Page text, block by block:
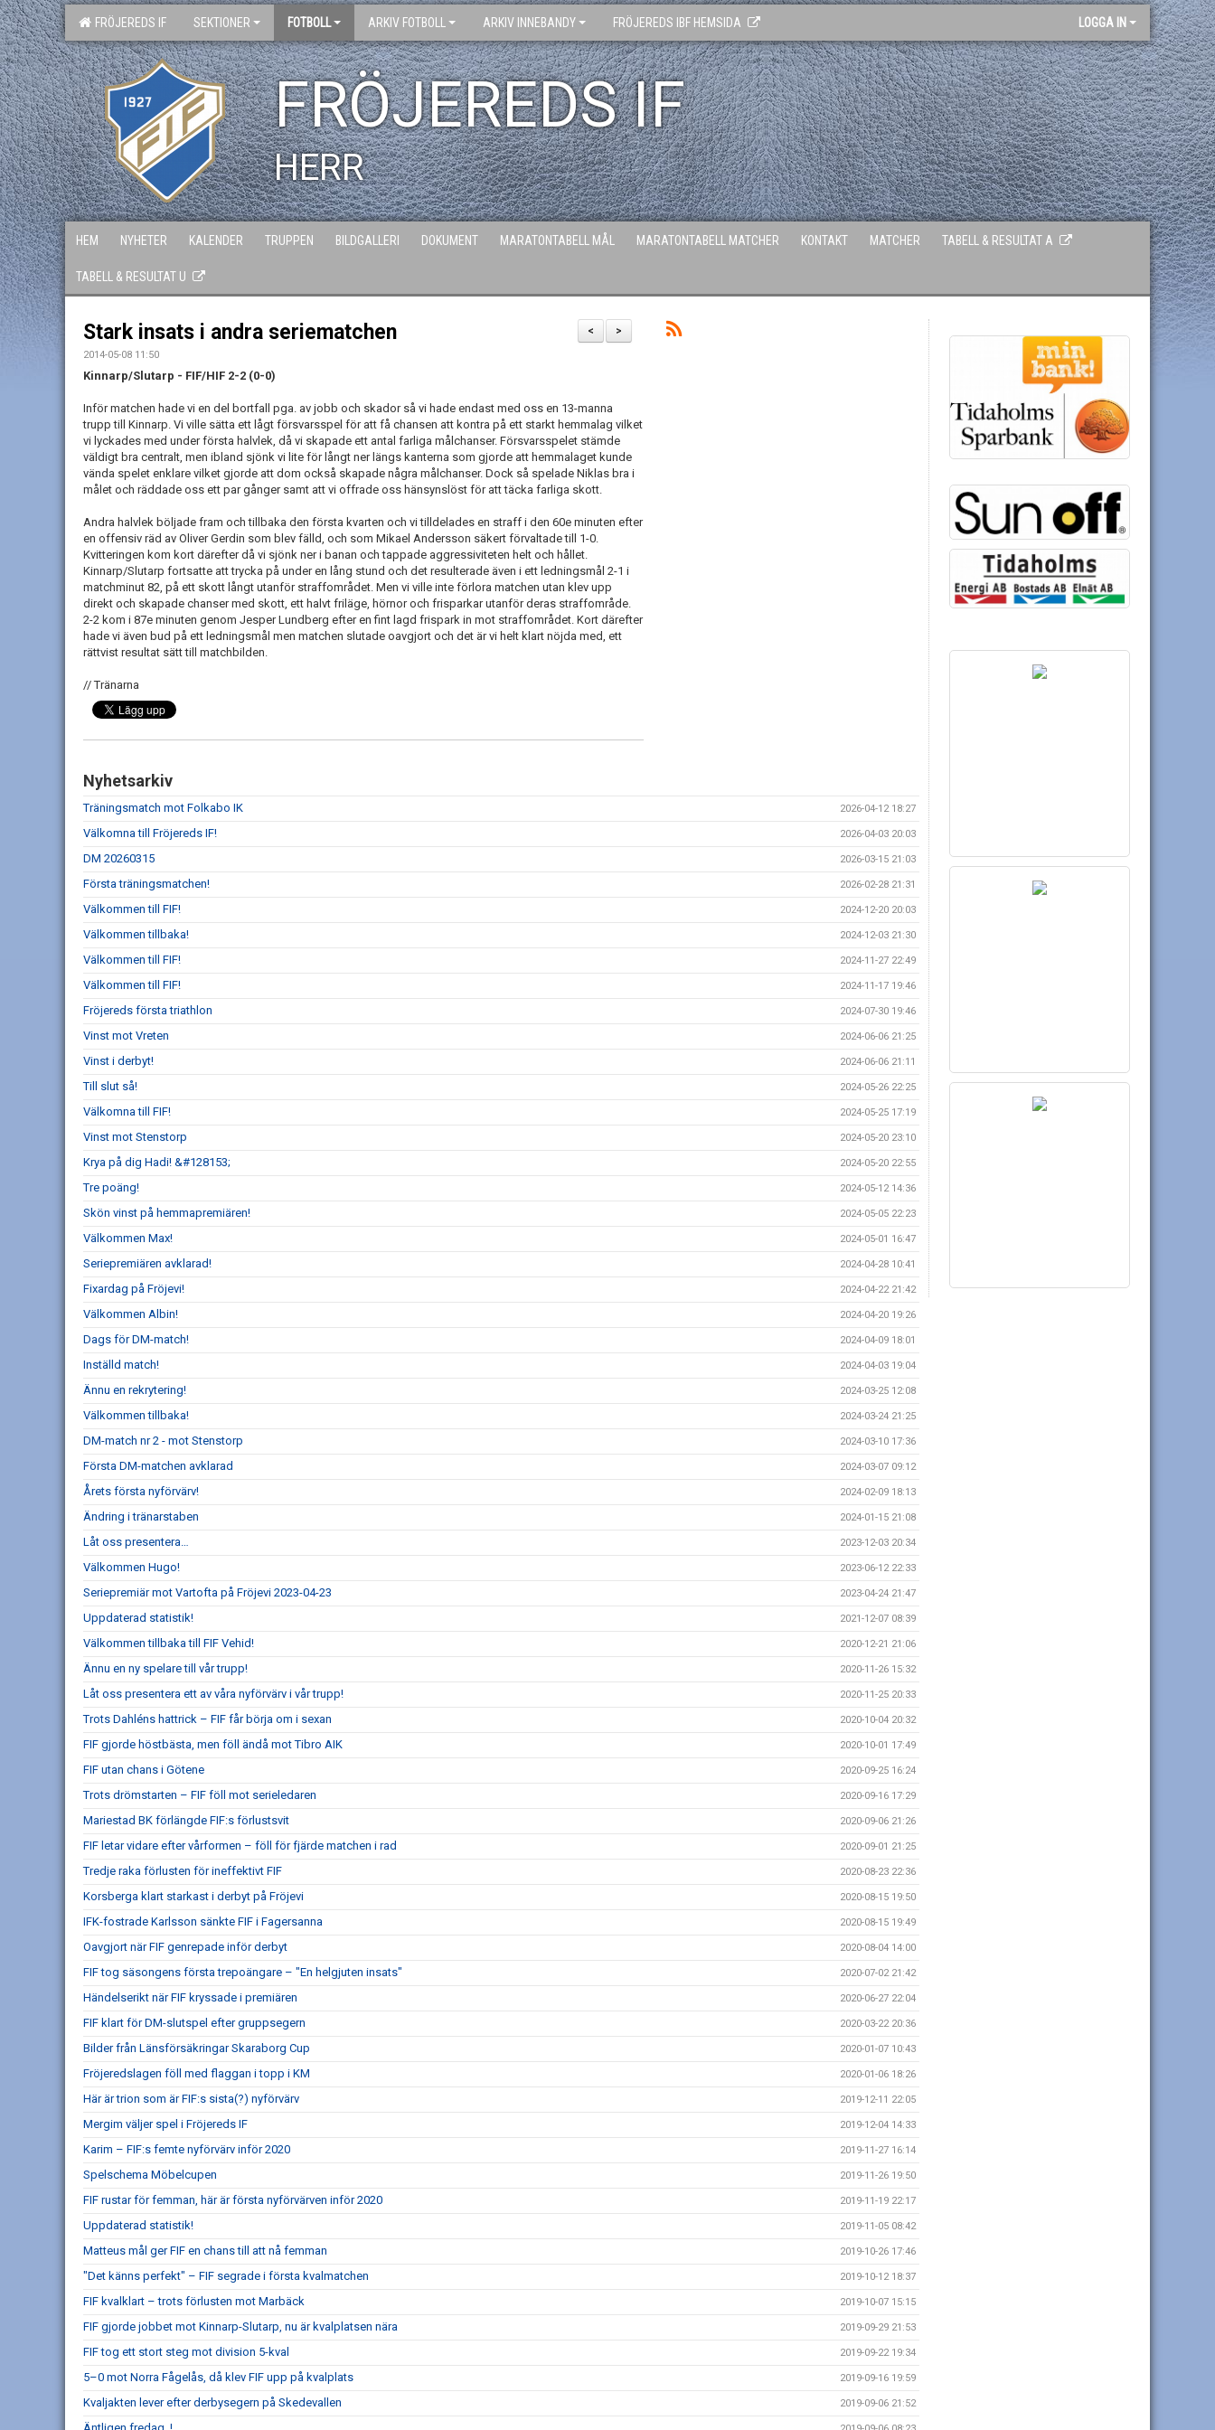
FRÖJEREDS IF SEKTIONER FOTBOLL ARKIV FOTBOLL ARKIV INNEBANDY FRÖJEREDS IBF HEMSIDA LOGGA IN
FRÖJEREDS IF
HERR
HEM NYHETER KALENDER TRUPPEN BILDGALLERI DOKUMENT MARATONTABELL MÅL MARATONTABELL MATCHER KONTAKT MATCHER TABELL & RESULTAT A
TABELL & RESULTAT U
>
<
Stark insats i andra seriematchen
2014-05-08 11:50
Kinnarp/Slutarp - FIF/HIF 2-2 (0-0)
Inför matchen hade vi en del bortfall pga. av jobb och skador så vi hade endast med oss en 13-manna
trupp till Kinnarp. Vi ville sätta ett lågt försvarsspel för att få chansen att kontra på ett starkt hemmalag vilket
vi lyckades med under första halvlek, då vi skapade ett antal farliga målchanser. Försvarsspelet stämde
väldigt bra centralt, men ibland sjönk vi lite för långt ner längs kanterna som gjorde att hemmalaget kunde
vända spelet enklare vilket gjorde att dom också skapade några målchanser. Dock så spelade Niklas bra i
målet och räddade oss ett par gånger samt att vi offrade oss hänsynslöst för att täcka farliga skott.
Andra halvlek böljade fram och tillbaka den första kvarten och vi tilldelades en straff i den 60e minuten efter
en offensiv räd av Oliver Gerdin som blev fälld, och som Mikael Andersson säkert förvaltade till 1-0.
Kvitteringen kom kort därefter då vi sjönk ner i banan och tappade aggressiviteten helt och hållet.
Kinnarp/Slutarp fortsatte att trycka på under en lång stund och det resulterade även i ett ledningsmål 2-1 i
matchminut 82, på ett skott långt utanför straffområdet. Men vi ville inte förlora matchen utan klev upp
direkt och skapade chanser med skott, ett halvt friläge, hörnor och frisparkar utanför deras straffområde.
2-2 kom i 87e minuten genom Jesper Lundberg efter en fint lagd frispark in mot straffområdet. Kort därefter
hade vi även bud på ett ledningsmål men matchen slutade oavgjort och det är vi helt klart nöjda med, ett
rättvist resultat sätt till matchbilden.
// Tränarna
Nyhetsarkiv
Träningsmatch mot Folkabo IK 2026-04-12 18:27
Välkomna till Fröjereds IF! 2026-04-03 20:03
DM 20260315 2026-03-15 21:03
Första träningsmatchen! 2026-02-28 21:31
Välkommen till FIF! 2024-12-20 20:03
Välkommen tillbaka! 2024-12-03 21:30
Välkommen till FIF! 2024-11-27 22:49
Välkommen till FIF! 2024-11-17 19:46
Fröjereds första triathlon 2024-07-30 19:46
Vinst mot Vreten 2024-06-06 21:25
Vinst i derbyt! 2024-06-06 21:11
Till slut så! 2024-05-26 22:25
Välkomna till FIF! 2024-05-25 17:19
Vinst mot Stenstorp 2024-05-20 23:10
Krya på dig Hadi! &#128153; 2024-05-20 22:55
Tre poäng! 2024-05-12 14:36
Skön vinst på hemmapremiären! 2024-05-05 22:23
Välkommen Max! 2024-05-01 16:47
Seriepremiären avklarad! 2024-04-28 10:41
Fixardag på Fröjevi! 2024-04-22 21:42
Välkommen Albin! 2024-04-20 19:26
Dags för DM-match! 2024-04-09 18:01
Inställd match! 2024-04-03 19:04
Ännu en rekrytering! 2024-03-25 12:08
Välkommen tillbaka! 2024-03-24 21:25
DM-match nr 2 - mot Stenstorp 2024-03-10 17:36
Första DM-matchen avklarad 2024-03-07 09:12
Årets första nyförvärv! 2024-02-09 18:13
Ändring i tränarstaben 2024-01-15 21:08
Låt oss presentera… 2023-12-03 20:34
Välkommen Hugo! 2023-06-12 22:33
Seriepremiär mot Vartofta på Fröjevi 2023-04-23 2023-04-24 21:47
Uppdaterad statistik! 2021-12-07 08:39
Välkommen tillbaka till FIF Vehid! 2020-12-21 21:06
Ännu en ny spelare till vår trupp! 2020-11-26 15:32
Låt oss presentera ett av våra nyförvärv i vår trupp! 2020-11-25 20:33
Trots Dahléns hattrick – FIF får börja om i sexan 2020-10-04 20:32
FIF gjorde höstbästa, men föll ändå mot Tibro AIK 2020-10-01 17:49
FIF utan chans i Götene 2020-09-25 16:24
Trots drömstarten – FIF föll mot serieledaren 2020-09-16 17:29
Mariestad BK förlängde FIF:s förlustsvit 2020-09-06 21:26
FIF letar vidare efter vårformen – föll för fjärde matchen i rad 2020-09-01 21:25
Tredje raka förlusten för ineffektivt FIF 2020-08-23 22:36
Korsberga klart starkast i derbyt på Fröjevi 2020-08-15 19:50
IFK-fostrade Karlsson sänkte FIF i Fagersanna 2020-08-15 19:49
Oavgjort när FIF genrepade inför derbyt 2020-08-04 14:00
FIF tog säsongens första trepoängare – "En helgjuten insats" 2020-07-02 21:42
Händelserikt när FIF kryssade i premiären 2020-06-27 22:04
FIF klart för DM-slutspel efter gruppsegern 2020-03-22 20:36
Bilder från Länsförsäkringar Skaraborg Cup 2020-01-07 10:43
Fröjeredslagen föll med flaggan i topp i KM 2020-01-06 18:26
Här är trion som är FIF:s sista(?) nyförvärv 2019-12-11 22:05
Mergim väljer spel i Fröjereds IF 2019-12-04 14:33
Karim – FIF:s femte nyförvärv inför 2020 2019-11-27 16:14
Spelschema Möbelcupen 2019-11-26 19:50
FIF rustar för femman, här är första nyförvärven inför 2020 2019-11-19 22:17
Uppdaterad statistik! 2019-11-05 08:42
Matteus mål ger FIF en chans till att nå femman 2019-10-26 17:46
"Det känns perfekt" – FIF segrade i första kvalmatchen 2019-10-12 18:37
FIF kvalklart – trots förlusten mot Marbäck 2019-10-07 15:15
FIF gjorde jobbet mot Kinnarp-Slutarp, nu är kvalplatsen nära 2019-09-29 21:53
FIF tog ett stort steg mot division 5-kval 2019-09-22 19:34
5–0 mot Norra Fågelås, då klev FIF upp på kvalplats 2019-09-16 19:59
Kvaljakten lever efter derbysegern på Skedevallen 2019-09-06 21:52